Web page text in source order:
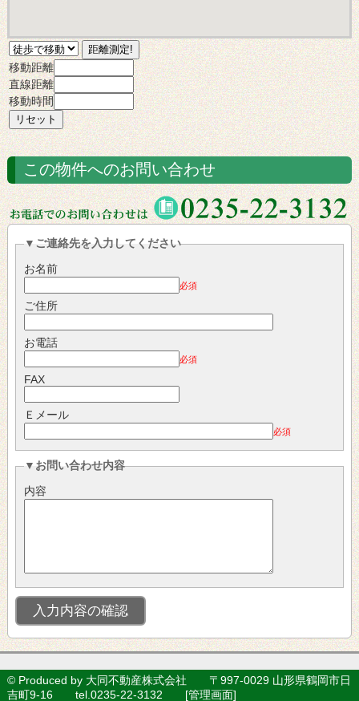
移動距離
直線距離
移動時間
この物件へのお問い合わせ
▼ご連絡先を入力してください
お名前
必須
ご住所
お電話
必須
FAX
Ｅメール
必須
▼お問い合わせ内容
内容
© Produced by 大同不動産株式会社 〒997-0029 山形県鶴岡市日
吉町9-16 tel.0235-22-3132 [管理画面]